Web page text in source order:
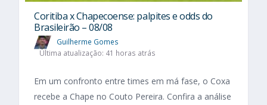
Coritiba x Chapecoense: palpites e odds do
Brasileirão – 08/08
Guilherme Gomes
Última atualização: 41 horas atrás
Em um confronto entre times em má fase, o Coxa
recebe a Chape no Couto Pereira. Confira a análise